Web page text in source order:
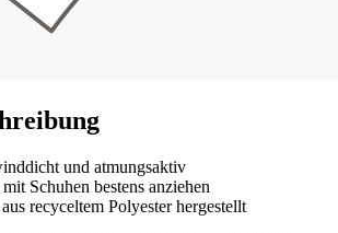
und atmungsaktiv
Schuhen bestens anziehen
recyceltem Polyester hergestellt